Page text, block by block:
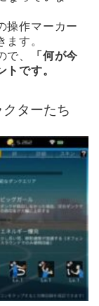
操作マーカー
す。
、
「何が今
です。
ターたち